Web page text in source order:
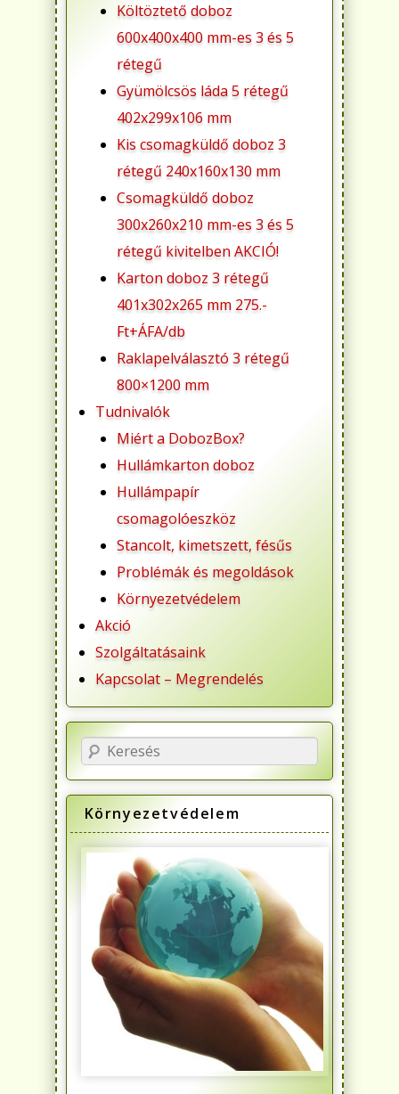
Költöztető doboz
600x400x400 mm-es 3 és 5
rétegű
Gyümölcsös láda 5 rétegű
402x299x106 mm
Kis csomagküldő doboz 3
rétegű 240x160x130 mm
Csomagküldő doboz
300x260x210 mm-es 3 és 5
rétegű kivitelben AKCIÓ!
Karton doboz 3 rétegű
401x302x265 mm 275.-
Ft+ÁFA/db
Raklapelválasztó 3 rétegű
800×1200 mm
Tudnivalók
Miért a DobozBox?
Hullámkarton doboz
Hullámpapír
csomagolóeszköz
Stancolt, kimetszett, fésűs
Problémák és megoldások
Környezetvédelem
Akció
Szolgáltatásaink
Kapcsolat – Megrendelés
Keresés
Környezetvédelem